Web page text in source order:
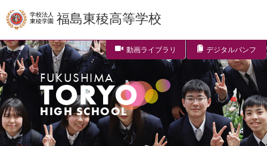
学校法人
東稜学園 福島東稜高等学校
動画ライブラリ デジタルパンフ
FUKUSHIMA
TORYO
HIGH SCHOOL